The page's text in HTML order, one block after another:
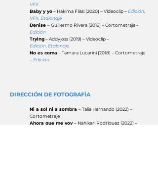
VFX
Baby y yo– Hakima Flissi (2020) – Videoclip –Edición,
VFX, Etalonaje
Denise – Guillermo Rivera (2019) – Cortometraje –
Edición
Trying– Addyjoss (2019) – Videoclip –
Edición, Etalonaje
No es coma – Tamara Lucarini (2018) – Cortometraje
–Edición
DIRECCIÓN DE FOTOGRAFÍA
Ni a sol ni a sombra – Talia Hernando (2022) –
Cortometraje
Ahora que me voy– Nahikari Rodríguez (2022) –